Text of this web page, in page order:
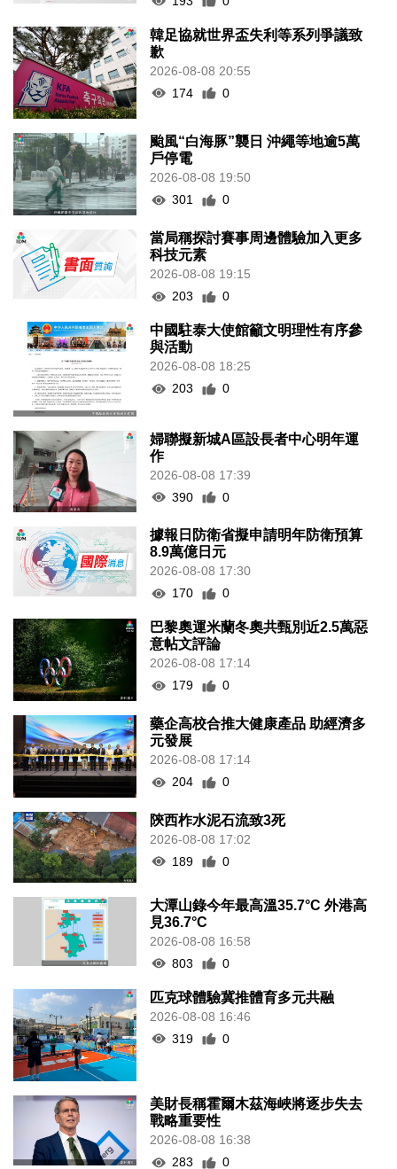
韓足協就世界盃失利等系列爭議致
歉
2026-08-08 20:55
174
0
颱風“白海豚”襲日 沖繩等地逾5萬
戶停電
2026-08-08 19:50
301
0
當局稱探討賽事周邊體驗加入更多
科技元素
2026-08-08 19:15
203
0
中國駐泰大使館籲文明理性有序參
與活動
2026-08-08 18:25
203
0
婦聯擬新城A區設長者中心明年運
作
2026-08-08 17:39
390
0
據報日防衛省擬申請明年防衛預算
8.9萬億日元
2026-08-08 17:30
170
0
巴黎奧運米蘭冬奧共甄別近2.5萬惡
意帖文評論
2026-08-08 17:14
179
0
藥企高校合推大健康產品 助經濟多
元發展
2026-08-08 17:14
204
0
陝西柞水泥石流致3死
2026-08-08 17:02
189
0
大潭山錄今年最高溫35.7°C 外港高
見36.7°C
2026-08-08 16:58
803
0
匹克球體驗冀推體育多元共融
2026-08-08 16:46
319
0
美財長稱霍爾木茲海峽將逐步失去
戰略重要性
2026-08-08 16:38
283
0